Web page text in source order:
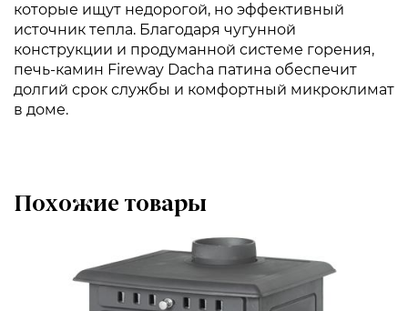
которые ищут недорогой, но эффективный
источник тепла. Благодаря чугунной
конструкции и продуманной системе горения,
печь-камин Fireway Dacha патина обеспечит
долгий срок службы и комфортный микроклимат
в доме.
Похожие товары